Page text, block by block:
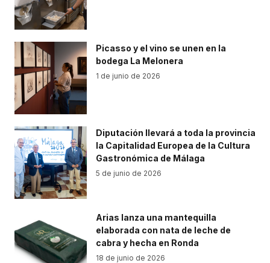
Picasso y el vino se unen en la
bodega La Melonera
1 de junio de 2026
Diputación llevará a toda la provincia
la Capitalidad Europea de la Cultura
Gastronómica de Málaga
5 de junio de 2026
Arias lanza una mantequilla
elaborada con nata de leche de
cabra y hecha en Ronda
18 de junio de 2026